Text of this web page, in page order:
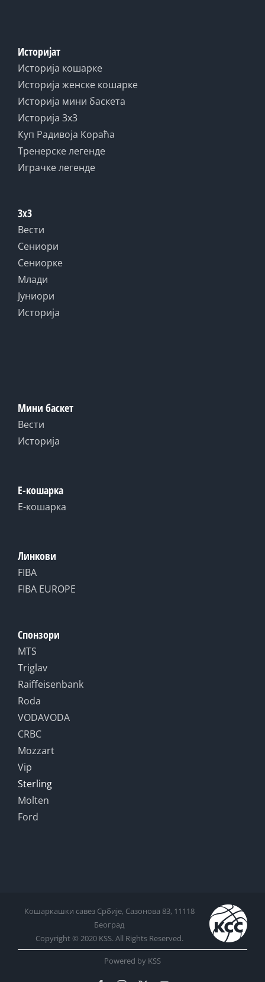
Историјат
Историја кошарке
Историја женске кошарке
Историја мини баскета
Историја 3x3
Куп Радивоја Кораћа
Тренерске легенде
Играчке легенде
3x3
Вести
Сениори
Сениорке
Млади
Јуниори
Историја
Мини баскет
Вести
Историја
Е-кошарка
Е-кошарка
Линкови
FIBA
FIBA EUROPE
Спонзори
MTS
Triglav
Raiffeisenbank
Roda
VODAVODA
CRBC
Mozzart
Vip
Sterling
Molten
Ford
Кошаркашки савез Србије, Сазонова 83, 11118
Београд
Copyright © 2020 KSS. All Rights Reserved.
Powered by KSS